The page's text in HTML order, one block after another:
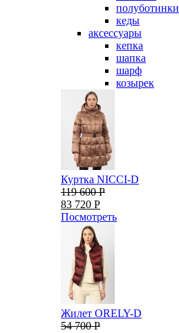
полуботинки
кеды
аксессуары
кепка
шапка
шарф
козырек
Куртка NICCI-D
119 600 Р
83 720 Р
Посмотреть
Жилет ORELY-D
54 700 Р